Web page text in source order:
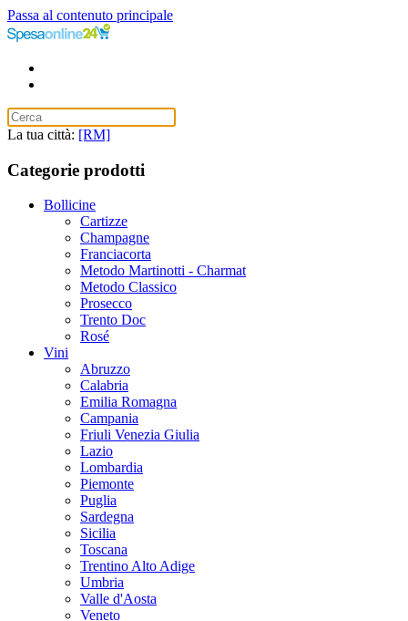
Passa al contenuto principale
La tua città: [RM]
Categorie prodotti
Bollicine
Cartizze
Champagne
Franciacorta
Metodo Martinotti - Charmat
Metodo Classico
Prosecco
Trento Doc
Rosé
Vini
Abruzzo
Calabria
Emilia Romagna
Campania
Friuli Venezia Giulia
Lazio
Lombardia
Piemonte
Puglia
Sardegna
Sicilia
Toscana
Trentino Alto Adige
Umbria
Valle d'Aosta
Veneto